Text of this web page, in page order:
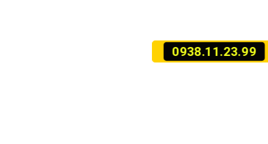
0938.11.23.99